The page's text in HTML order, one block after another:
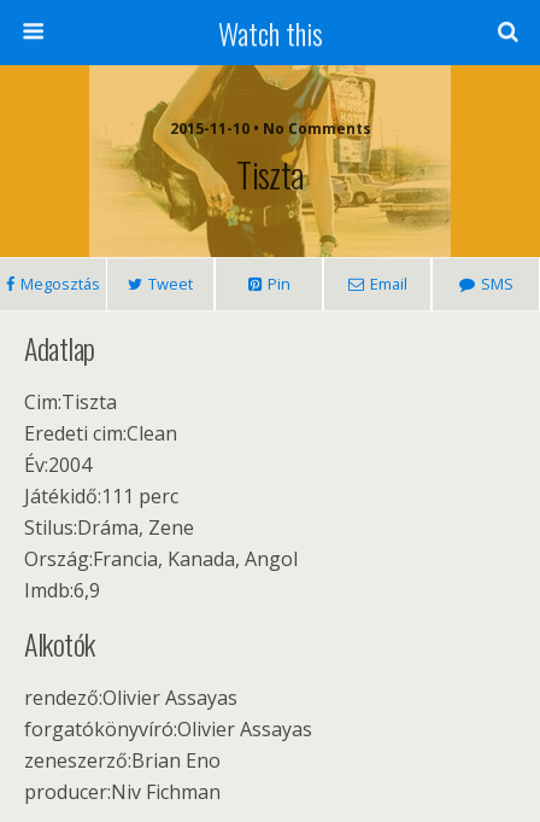
Watch this
2015-11-10 • No Comments
Tiszta
Megosztás Tweet Pin Email SMS
Adatlap
Cim:Tiszta
Eredeti cim:Clean
Év:2004
Játékidő:111 perc
Stilus:Dráma, Zene
Ország:Francia, Kanada, Angol
Imdb:6,9
Alkotók
rendező:Olivier Assayas
forgatókönyvíró:Olivier Assayas
zeneszerző:Brian Eno
producer:Niv Fichman